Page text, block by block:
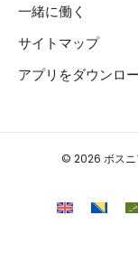
一緒に働く
サイトマップ
アプリをダウンロ
© 2026 ボスニ